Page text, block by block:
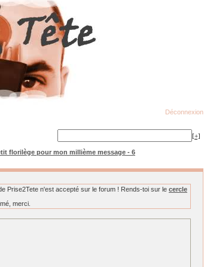
Déconnexion
[+]
florilège pour mon millième message - 6
Prise2Tete n'est accepté sur le forum ! Rends-toi sur le cercle
merci.